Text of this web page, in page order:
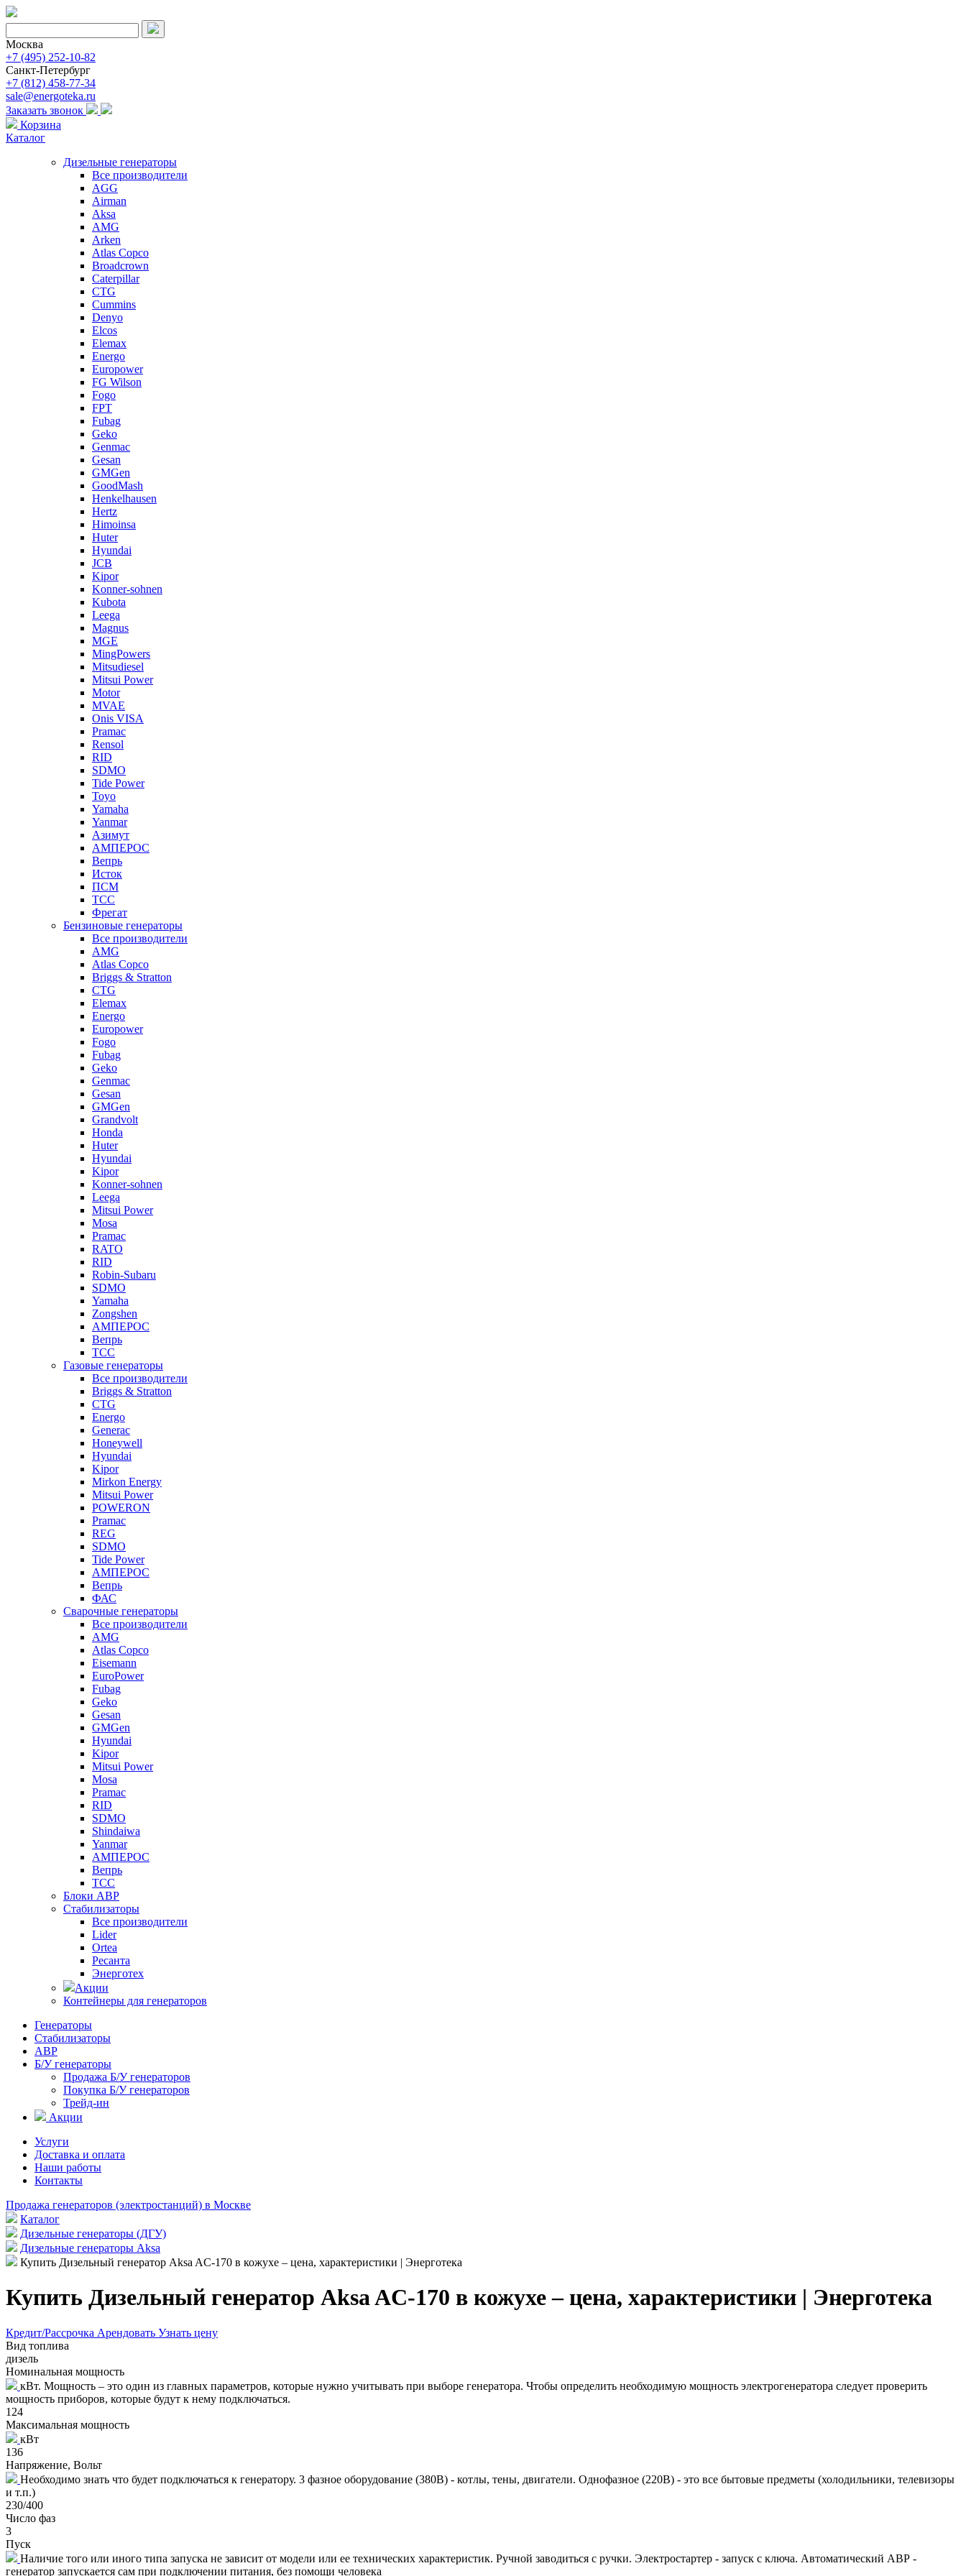
Москва
+7 (495) 252-10-82
Санкт-Петербург
+7 (812) 458-77-34
sale@energoteka.ru
Заказать звонок
Корзина
Каталог
Дизельные генераторы
Все производители
AGG
Airman
Aksa
AMG
Arken
Atlas Copco
Broadcrown
Caterpillar
CTG
Cummins
Denyo
Elcos
Elemax
Energo
Europower
FG Wilson
Fogo
FPT
Fubag
Geko
Genmac
Gesan
GMGen
GoodMash
Henkelhausen
Hertz
Himoinsa
Huter
Hyundai
JCB
Kipor
Konner-sohnen
Kubota
Leega
Magnus
MGE
MingPowers
Mitsudiesel
Mitsui Power
Motor
MVAE
Onis VISA
Pramac
Rensol
RID
SDMO
Tide Power
Toyo
Yamaha
Yanmar
Азимут
АМПЕРОС
Вепрь
Исток
ПСМ
ТСС
Фрегат
Бензиновые генераторы
Все производители
AMG
Atlas Copco
Briggs & Stratton
CTG
Elemax
Energo
Europower
Fogo
Fubag
Geko
Genmac
Gesan
GMGen
Grandvolt
Honda
Huter
Hyundai
Kipor
Konner-sohnen
Leega
Mitsui Power
Mosa
Pramac
RATO
RID
Robin-Subaru
SDMO
Yamaha
Zongshen
АМПЕРОС
Вепрь
ТСС
Газовые генераторы
Все производители
Briggs & Stratton
CTG
Energo
Generac
Honeywell
Hyundai
Kipor
Mirkon Energy
Mitsui Power
POWERON
Pramac
REG
SDMO
Tide Power
АМПЕРОС
Вепрь
ФАС
Сварочные генераторы
Все производители
AMG
Atlas Copco
Eisemann
EuroPower
Fubag
Geko
Gesan
GMGen
Hyundai
Kipor
Mitsui Power
Mosa
Pramac
RID
SDMO
Shindaiwa
Yanmar
АМПЕРОС
Вепрь
ТСС
Блоки АВР
Стабилизаторы
Все производители
Lider
Ortea
Ресанта
Энерготех
Акции
Контейнеры для генераторов
Генераторы
Стабилизаторы
АВР
Б/У генераторы
Продажа Б/У генераторов
Покупка Б/У генераторов
Трейд-ин
Акции
Услуги
Доставка и оплата
Наши работы
Контакты
Продажа генераторов (электростанций) в Москве
Каталог
Дизельные генераторы (ДГУ)
Дизельные генераторы Aksa
Купить Дизельный генератор Aksa AC-170 в кожухе – цена, характеристики | Энерготека
Купить Дизельный генератор Aksa AC-170 в кожухе – цена, характеристики | Энерготека
Кредит/Рассрочка Арендовать Узнать цену
Вид топлива
дизель
Номинальная мощность
кВт. Мощность – это один из главных параметров, которые нужно учитывать при выборе генератора. Чтобы определить необходимую мощность электрогенератора следует проверить
мощность приборов, которые будут к нему подключаться.
124
Максимальная мощность
кВт
136
Напряжение, Вольт
Необходимо знать что будет подключаться к генератору. 3 фазное оборудование (380В) - котлы, тены, двигатели. Однофазное (220В) - это все бытовые предметы (холодильники, телевизоры
и т.п.)
230/400
Число фаз
3
Пуск
Наличие того или иного типа запуска не зависит от модели или ее технических характеристик. Ручной заводиться с ручки. Электростартер - запуск с ключа. Автоматический АВР -
генератор запускается сам при подключении питания, без помощи человека